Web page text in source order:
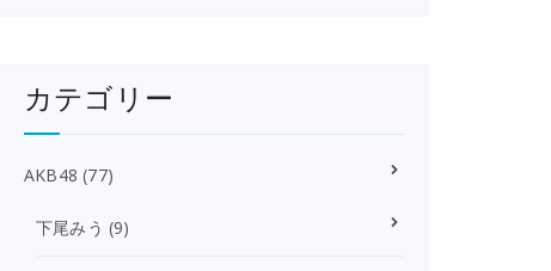
カテゴリー
AKB48 (77)
下尾みう (9)